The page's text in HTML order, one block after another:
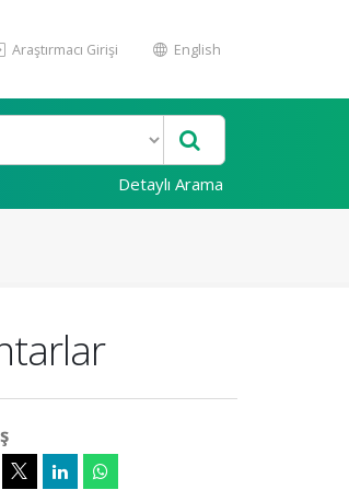
Araştırmacı Girişi English
Detaylı Arama